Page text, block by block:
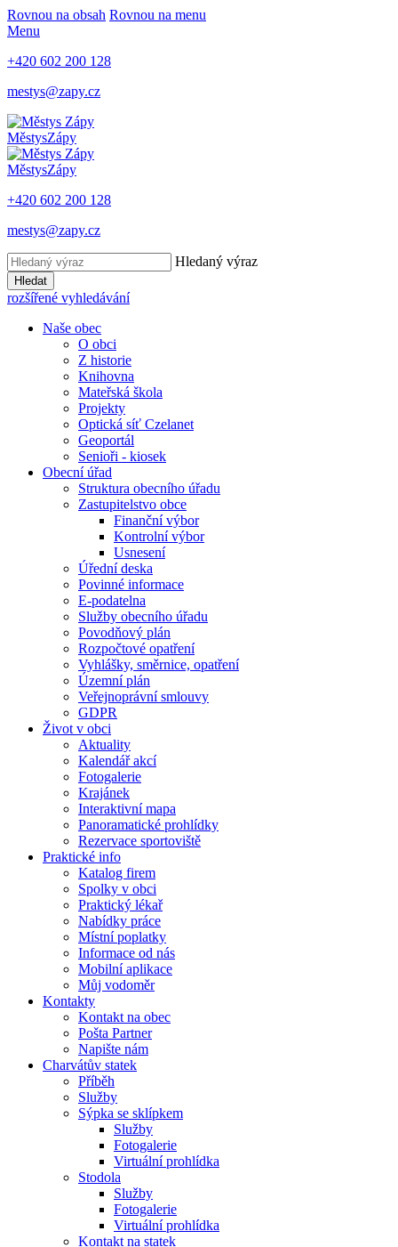
Rovnou na obsah Rovnou na menu
Menu
+420 602 200 128
mestys@zapy.cz
MěstysZápy
MěstysZápy
+420 602 200 128
mestys@zapy.cz
Hledaný výraz
Hledat
rozšířené vyhledávání
Naše obec
O obci
Z historie
Knihovna
Mateřská škola
Projekty
Optická síť Czelanet
Geoportál
Senioři - kiosek
Obecní úřad
Struktura obecního úřadu
Zastupitelstvo obce
Finanční výbor
Kontrolní výbor
Usnesení
Úřední deska
Povinné informace
E-podatelna
Služby obecního úřadu
Povodňový plán
Rozpočtové opatření
Vyhlášky, směrnice, opatření
Územní plán
Veřejnoprávní smlouvy
GDPR
Život v obci
Aktuality
Kalendář akcí
Fotogalerie
Krajánek
Interaktivní mapa
Panoramatické prohlídky
Rezervace sportoviště
Praktické info
Katalog firem
Spolky v obci
Praktický lékař
Nabídky práce
Místní poplatky
Informace od nás
Mobilní aplikace
Můj vodoměr
Kontakty
Kontakt na obec
Pošta Partner
Napište nám
Charvátův statek
Příběh
Služby
Sýpka se sklípkem
Služby
Fotogalerie
Virtuální prohlídka
Stodola
Služby
Fotogalerie
Virtuální prohlídka
Kontakt na statek